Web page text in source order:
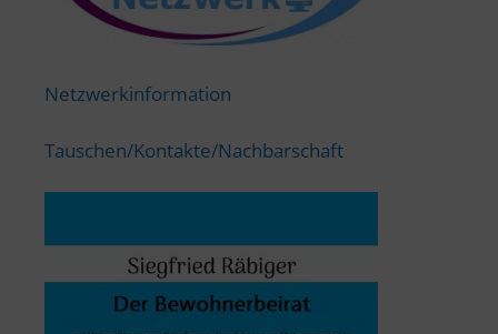
Netzwerkinformation
Tauschen/Kontakte/Nachbarschaft